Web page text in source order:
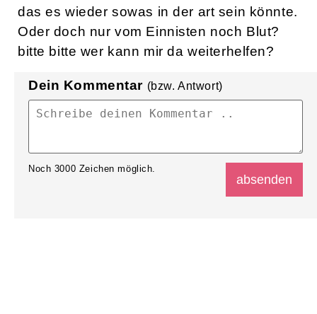
das es wieder sowas in der art sein könnte.
Oder doch nur vom Einnisten noch Blut?
bitte bitte wer kann mir da weiterhelfen?
Dein Kommentar (bzw. Antwort)
Noch 3000 Zeichen möglich.